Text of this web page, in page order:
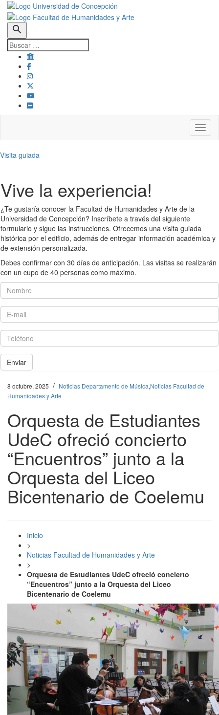
search
Visita guiada
Vive la experiencia!
¿Te gustaría conocer la Facultad de Humanidades y Arte de la
Universidad de Concepción? Inscríbete a través del siguiente
formulario y sigue las instrucciones. Ofrecemos una visita guiada
histórica por el edificio, además de entregar información académica y
de extensión personalizada.
Debes confirmar con 30 días de anticipación. Las visitas se realizarán
con un cupo de 40 personas como máximo.
Nombre
E-mail
Teléfono
Enviar
8 octubre, 2025 / Noticias Departamento de Música,Noticias Facultad de
Humanidades y Arte
Orquesta de Estudiantes
UdeC ofreció concierto
“Encuentros” junto a la
Orquesta del Liceo
Bicentenario de Coelemu
Inicio
>
Noticias Facultad de Humanidades y Arte
>
Orquesta de Estudiantes UdeC ofreció concierto
“Encuentros” junto a la Orquesta del Liceo
Bicentenario de Coelemu